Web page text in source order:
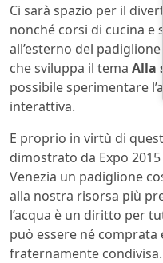
Ci sarà spazio per il
nonché corsi di cucina e
all’esterno del
che sviluppa il tema Alla
possibile sperimentare
interattiva.
E proprio in virtù di
dimostrato da Expo
Venezia un padiglione
alla nostra risorsa più
l’acqua è un diritto per
può essere né comprata
fraternamente condivisa.